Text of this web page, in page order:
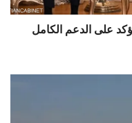
على الدعم الكامل